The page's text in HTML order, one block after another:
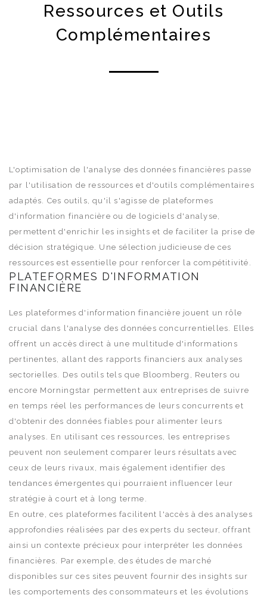
Ressources et Outils
Complémentaires
L'optimisation de l'analyse des données financières passe
par l'utilisation de ressources et d'outils complémentaires
adaptés. Ces outils, qu'il s'agisse de plateformes
d'information financière ou de logiciels d'analyse,
permettent d'enrichir les insights et de faciliter la prise de
décision stratégique. Une sélection judicieuse de ces
ressources est essentielle pour renforcer la compétitivité.
PLATEFORMES D'INFORMATION
FINANCIÈRE
Les plateformes d'information financière jouent un rôle
crucial dans l'analyse des données concurrentielles. Elles
offrent un accès direct à une multitude d'informations
pertinentes, allant des rapports financiers aux analyses
sectorielles. Des outils tels que Bloomberg, Reuters ou
encore Morningstar permettent aux entreprises de suivre
en temps réel les performances de leurs concurrents et
d'obtenir des données fiables pour alimenter leurs
analyses. En utilisant ces ressources, les entreprises
peuvent non seulement comparer leurs résultats avec
ceux de leurs rivaux, mais également identifier des
tendances émergentes qui pourraient influencer leur
stratégie à court et à long terme.
En outre, ces plateformes facilitent l'accès à des analyses
approfondies réalisées par des experts du secteur, offrant
ainsi un contexte précieux pour interpréter les données
financières. Par exemple, des études de marché
disponibles sur ces sites peuvent fournir des insights sur
les comportements des consommateurs et les évolutions